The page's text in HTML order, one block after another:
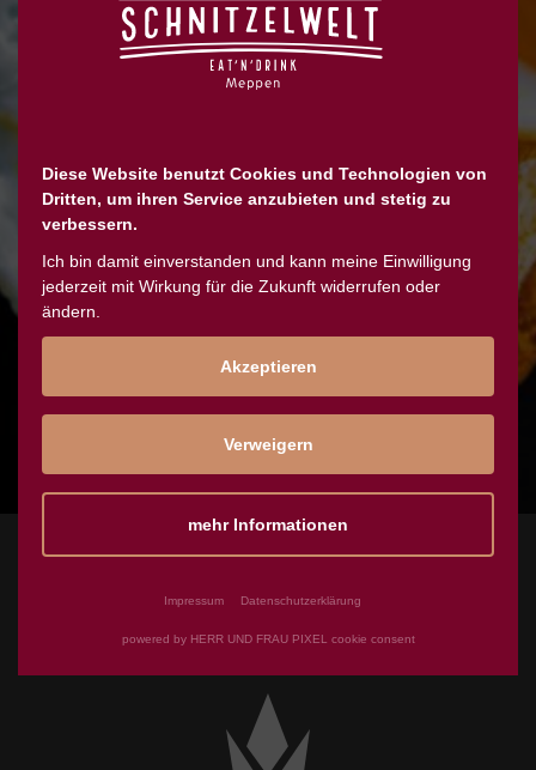
Wissen, was auf den Tisch kommt: Unsere
alle Zutaten, die wir in unserer Küche frisch
zu deinem Lieblingsgericht verarbeiten, aus
Deutschland stammen.
Diese Website benutzt Cookies und Technologien von
Dritten, um ihren Service anzubieten und stetig zu
verbessern.
Ich bin damit einverstanden und kann meine Einwilligung
jederzeit mit Wirkung für die Zukunft widerrufen oder
ändern.
Akzeptieren
Verweigern
mehr Informationen
Impressum Datenschutzerklärung
powered by HERR UND FRAU PIXEL cookie consent